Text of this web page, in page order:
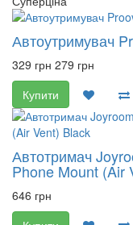
Автоутримувач
329 грн 279 грн
Купити
Автотримач
Phone Mount (Air
646 грн